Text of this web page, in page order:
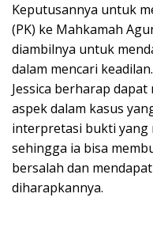
Keputusannya untuk
(PK) ke Mahkamah
diambilnya untuk
dalam mencari
Jessica berharap
aspek dalam kasus
interpretasi bukti
sehingga ia bisa
bersalah dan
diharapkannya.